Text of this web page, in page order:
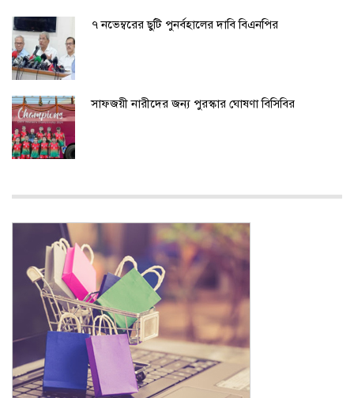
৭ নভেম্বরের ছুটি পুনর্বহালের দাবি বিএনপির
সাফজয়ী নারীদের জন্য পুরস্কার ঘোষণা বিসিবির